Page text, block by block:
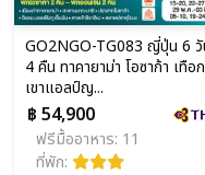
GO2NGO-TG083 ญี่ปุ่น 6
4 คืน ทาคายาม่า โอซาก้า เทือก
เขาแอลป์ญ...
฿ 54,900
ฟรีมื้ออาหาร: 11
ที่พัก: